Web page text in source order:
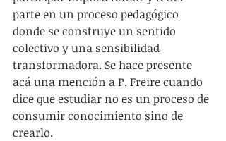
parte en un proceso pedagógico
donde se construye un sentido
colectivo y una sensibilidad
transformadora. Se hace presente
acá una mención a P. Freire cuando
dice que estudiar no es un proceso de
consumir conocimiento sino de
crearlo.